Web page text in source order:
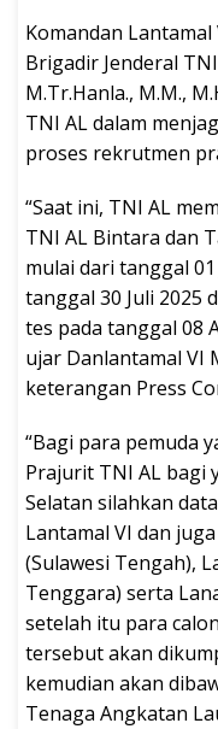
Komandan
Brigadir Jenderal
M.Tr.Hanla., M.M.,
TNI AL dalam
proses rekrutmen
“Saat ini, TNI AL
TNI AL Bintara dan
mulai dari tanggal
tanggal 30 Juli 2025
tes pada tanggal 08
ujar Danlantamal VI
keterangan Press
“Bagi para pemuda
Prajurit TNI AL bagi
Selatan silahkan
Lantamal VI dan
(Sulawesi Tengah),
Tenggara) serta
setelah itu para
tersebut akan
kemudian akan
Tenaga Angkatan